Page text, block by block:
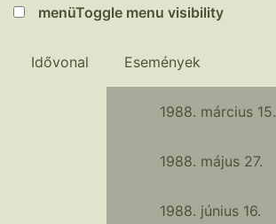
menüToggle menu visibility
Idővonal Események
1988. március 15.
1988. május 27.
1988. június 16.